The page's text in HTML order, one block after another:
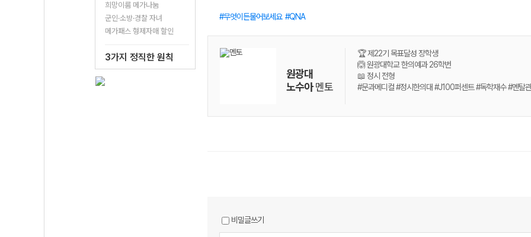
희망이룸 메가나눔
군인·소방·경찰 자녀
메가패스 형제자매 할인
3가지 정직한 원칙
무엇이든물어보세요 QNA
원광대
노수아멘토
🏆 제22기 목표달성 장학생
🙆 원광대학교 한의예과 26학번
📖 정시 전형
#문과메디컬 #정시한의대 #J100퍼센트 #독학재수 #멘탈
비밀글쓰기